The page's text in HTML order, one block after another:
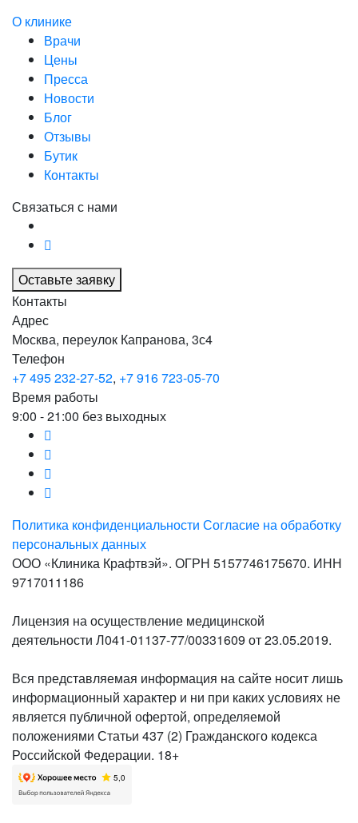
О клинике
Врачи
Цены
Пресса
Новости
Блог
Отзывы
Бутик
Контакты
Связаться с нами
Оставьте заявку
Контакты
Адрес
Москва, переулок Капранова, 3с4
Телефон
+7 495 232-27-52, +7 916 723-05-70
Время работы
9:00 - 21:00 без выходных
Политика конфиденциальности Согласие на обработку
персональных данных
ООО «Клиника Крафтвэй». ОГРН 5157746175670. ИНН
9717011186
Лицензия на осуществление медицинской
деятельности Л041-01137-77/00331609 от 23.05.2019.
Вся представляемая информация на сайте носит лишь
информационный характер и ни при каких условиях не
является публичной офертой, определяемой
положениями Статьи 437 (2) Гражданского кодекса
Российской Федерации. 18+